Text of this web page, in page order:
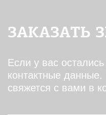
ЗАКАЗАТЬ
Если у вас
контактные
свяжется с вами в